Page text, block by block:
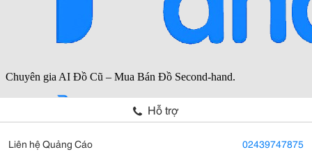
Hỗ trợ
Liên hệ Quảng Cáo 02439747875